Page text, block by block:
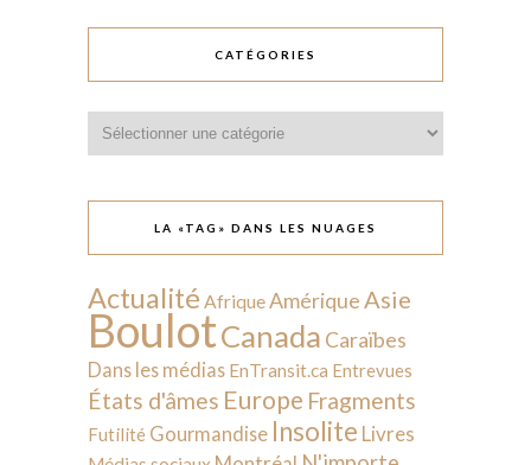
CATÉGORIES
LA «TAG» DANS LES NUAGES
Actualité AfriqueAmérique Asie
BoulotCanada Caraïbes
Dans les médias EnTransit.ca Entrevues
États d'âmes Europe Fragments
Futilité Gourmandise Insolite Livres